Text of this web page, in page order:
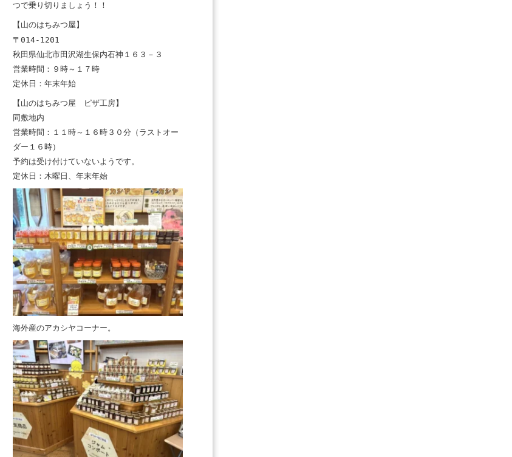
つで乗り切りましょう！！
【山のはちみつ屋】
〒014-1201
秋田県仙北市田沢湖生保内石神１６３－３
営業時間：９時～１７時
定休日：年末年始
【山のはちみつ屋 ピザ工房】
同敷地内
営業時間：１１時～１６時３０分（ラストオー
ダー１６時）
予約は受け付けていないようです。
定休日：木曜日、年末年始
海外産のアカシヤコーナー。